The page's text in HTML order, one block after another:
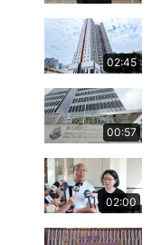
02:45
00:57
02:00